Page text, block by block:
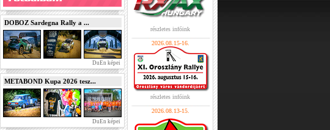
DOBOZ Sardegna Rally a ...
DuEn képei
METABOND Kupa 2026 tesz...
DuEn képei
részletes infóink
2026.08.15-16.
részletes infóink
2026.08.13-15.